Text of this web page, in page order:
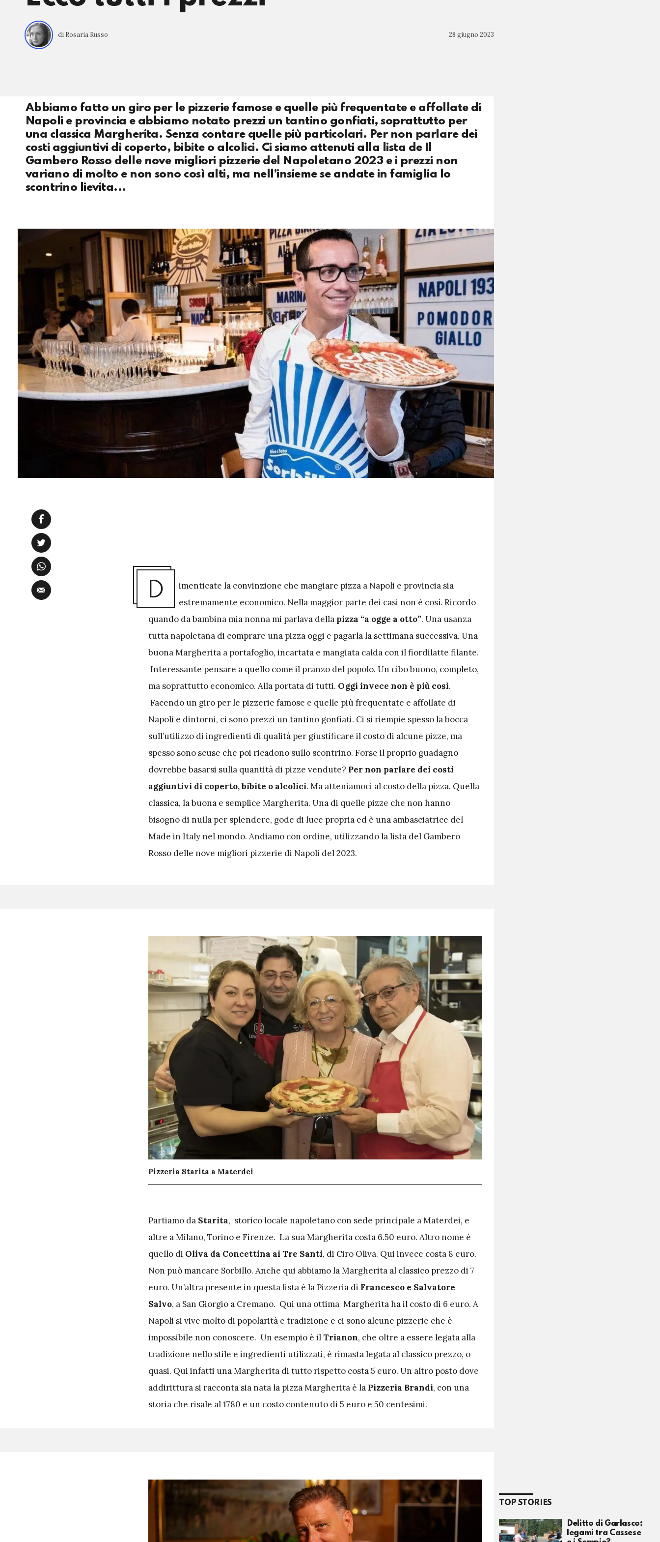
di Rosaria Russo 28 giugno 2023
Abbiamo fatto un giro per le pizzerie famose e quelle più frequentate e affollate di
Napoli e provincia e abbiamo notato prezzi un tantino gonfiati, soprattutto per
una classica Margherita. Senza contare quelle più particolari. Per non parlare dei
costi aggiuntivi di coperto, bibite o alcolici. Ci siamo attenuti alla lista de Il
Gambero Rosso delle nove migliori pizzerie del Napoletano 2023 e i prezzi non
variano di molto e non sono così alti, ma nell’insieme se andate in famiglia lo
scontrino lievita...
D
imenticate la convinzione che mangiare pizza a Napoli e provincia sia
estremamente economico. Nella maggior parte dei casi non è così. Ricordo
quando da bambina mia nonna mi parlava della pizza “a ogge a otto”. Una usanza
tutta napoletana di comprare una pizza oggi e pagarla la settimana successiva. Una
buona Margherita a portafoglio, incartata e mangiata calda con il fiordilatte filante.
Interessante pensare a quello come il pranzo del popolo. Un cibo buono, completo,
ma soprattutto economico. Alla portata di tutti. Oggi invece non è più così.
Facendo un giro per le pizzerie famose e quelle più frequentate e affollate di
Napoli e dintorni, ci sono prezzi un tantino gonfiati. Ci si riempie spesso la bocca
sull’utilizzo di ingredienti di qualità per giustificare il costo di alcune pizze, ma
spesso sono scuse che poi ricadono sullo scontrino. Forse il proprio guadagno
dovrebbe basarsi sulla quantità di pizze vendute? Per non parlare dei costi
aggiuntivi di coperto, bibite o alcolici. Ma atteniamoci al costo della pizza. Quella
classica, la buona e semplice Margherita. Una di quelle pizze che non hanno
bisogno di nulla per splendere, gode di luce propria ed è una ambasciatrice del
Made in Italy nel mondo. Andiamo con ordine, utilizzando la lista del Gambero
Rosso delle nove migliori pizzerie di Napoli del 2023.
Pizzeria Starita a Materdei
Partiamo da Starita, storico locale napoletano con sede principale a Materdei, e
altre a Milano, Torino e Firenze. La sua Margherita costa 6.50 euro. Altro nome è
quello di Oliva da Concettina ai Tre Santi, di Ciro Oliva. Qui invece costa 8 euro.
Non può mancare Sorbillo. Anche qui abbiamo la Margherita al classico prezzo di 7
euro. Un’altra presente in questa lista è la Pizzeria di Francesco e Salvatore
Salvo, a San Giorgio a Cremano. Qui una ottima Margherita ha il costo di 6 euro. A
Napoli si vive molto di popolarità e tradizione e ci sono alcune pizzerie che è
impossibile non conoscere. Un esempio è ilTrianon, che oltre a essere legata alla
tradizione nello stile e ingredienti utilizzati, è rimasta legata al classico prezzo, o
quasi. Qui infatti una Margherita di tutto rispetto costa 5 euro. Un altro posto dove
addirittura si racconta sia nata la pizza Margherita è la Pizzeria Brandi, con una
storia che risale al 1780 e un costo contenuto di 5 euro e 50 centesimi.
TOP STORIES
Delitto di Garlasco:
legami tra Cassese